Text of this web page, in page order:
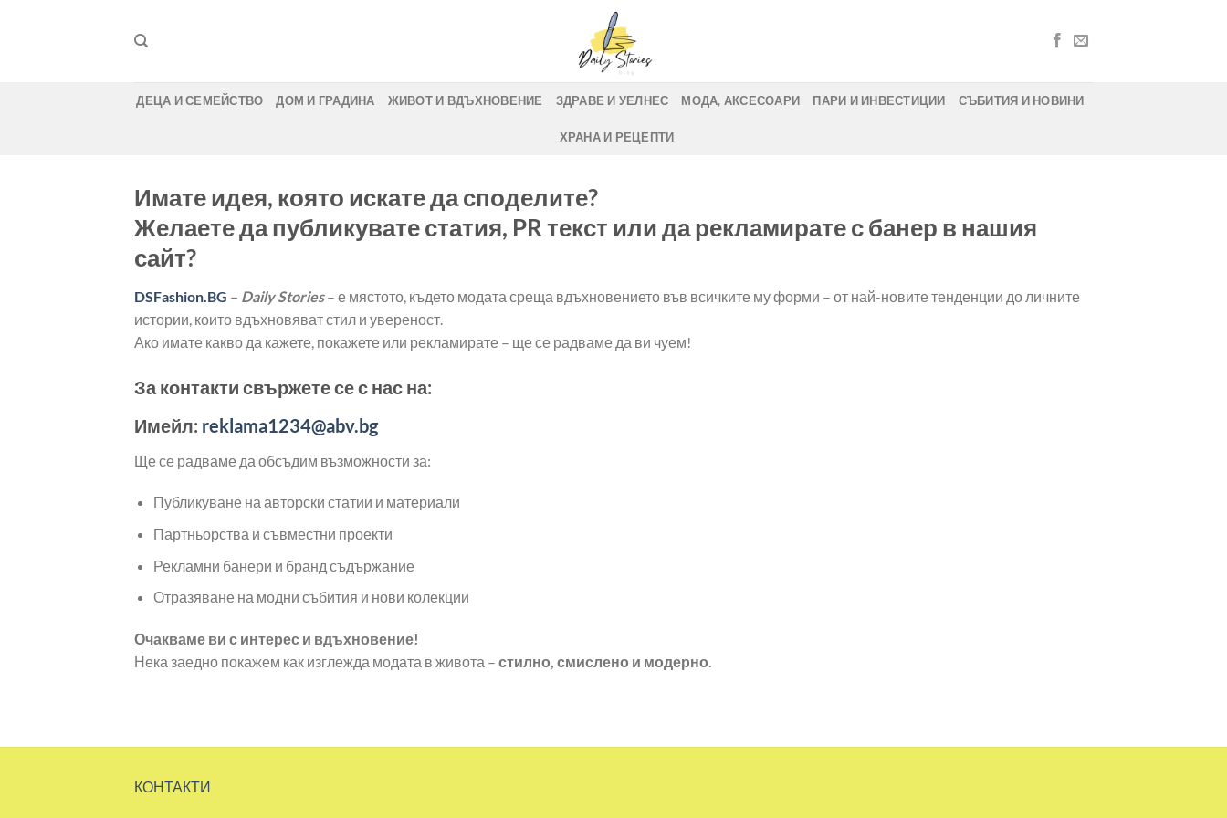
ДЕЦА И СЕМЕЙСТВО ДОМ И ГРАДИНА ЖИВОТ И ВДЪХНОВЕНИЕ ЗДРАВЕ И УЕЛНЕС МОДА, АКСЕСОАРИ ПАРИ И ИНВЕСТИЦИИ СЪБИТИЯ И НОВИНИ
ХРАНА И РЕЦЕПТИ
Имате идея, която искате да споделите?
Желаете да публикувате статия, PR текст или да рекламирате с банер в нашия
сайт?
DSFashion.BG – Daily Stories – е мястото, където модата среща вдъхновението във всичките му форми – от най-новите тенденции до личните
истории, които вдъхновяват стил и увереност.
Ако имате какво да кажете, покажете или рекламирате – ще се радваме да ви чуем!
За контакти свържете се с нас на:
Имейл: reklama1234@abv.bg
Ще се радваме да обсъдим възможности за:
Публикуване на авторски статии и материали
Партньорства и съвместни проекти
Рекламни банери и бранд съдържание
Отразяване на модни събития и нови колекции
Очакваме ви с интерес и вдъхновение!
Нека заедно покажем как изглежда модата в живота – стилно, смислено и модерно.
КОНТАКТИ